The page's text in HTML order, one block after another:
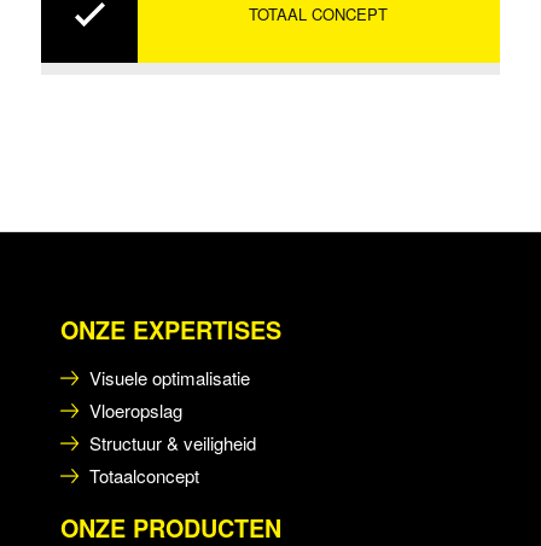
TOTAAL CONCEPT
ONZE EXPERTISES
Visuele optimalisatie
Vloeropslag
Structuur & veiligheid
Totaalconcept
ONZE PRODUCTEN